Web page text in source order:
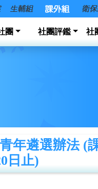
團 社團評鑑 社
年遴選辦法 (
日止)